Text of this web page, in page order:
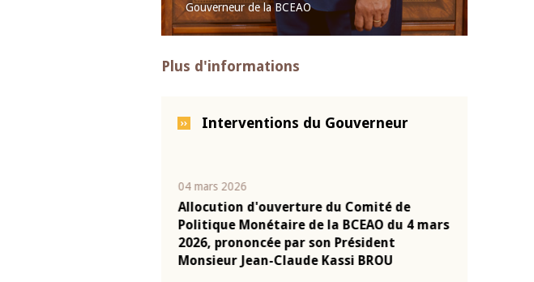
Gouverneur de la BCEAO
Plus d'informations
Interventions du Gouverneur
04 mars 2026
Allocution d'ouverture du Comité de
Politique Monétaire de la BCEAO du 4 mars
2026, prononcée par son Président
Monsieur Jean-Claude Kassi BROU